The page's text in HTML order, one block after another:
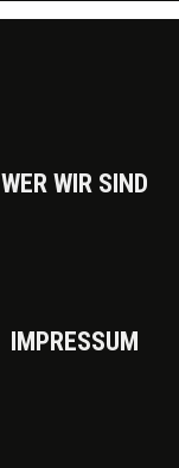
WER WIR SIND
IMPRES­SUM